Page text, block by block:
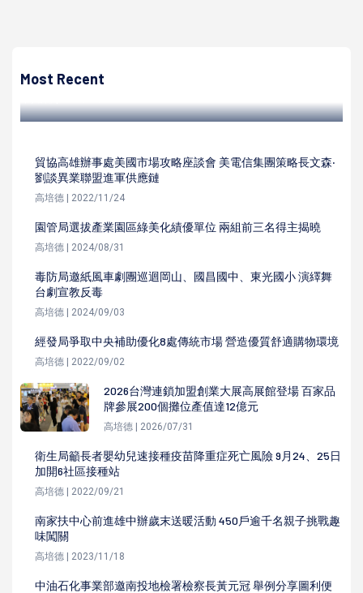
Most Recent
體識讀影像創作營
貿協高雄辦事處美國市場攻略座談會 美電信集團策略長文森‧
劉談異業聯盟進軍供應鏈
高培德 | 2022/11/24
園管局選拔產業園區綠美化績優單位 兩組前三名得主揭曉
高培德 | 2024/08/31
毒防局邀紙風車劇團巡迴岡山、國昌國中、東光國小 演繹舞
台劇宣教反毒
高培德 | 2024/09/03
經發局爭取中央補助優化8處傳統市場 營造優質舒適購物環境
高培德 | 2022/09/02
2026台灣連鎖加盟創業大展高展館登場 百家品
牌參展200個攤位產值達12億元
高培德 | 2026/07/31
衛生局籲長者嬰幼兒速接種疫苗降重症死亡風險 9月24、25日
加開6社區接種站
高培德 | 2022/09/21
南家扶中心前進雄中辦歲末送暖活動 450戶逾千名親子挑戰趣
味闖關
高培德 | 2023/11/18
中油石化事業部邀南投地檢署檢察長黃元冠 舉例分享圖利便